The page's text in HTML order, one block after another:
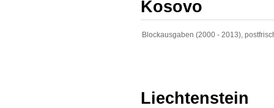
Kosovo
Blockausgaben (2000 - 2013),
Liechtenstein